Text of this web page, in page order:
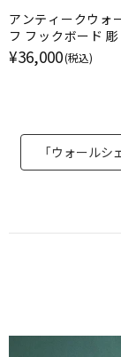
アンティークウォ
フ フックボード
ンス アンティーク
¥36,000(税込)
「ウォール